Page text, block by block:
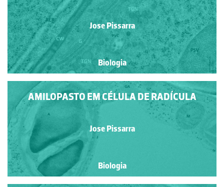
Jose Pissarra
Biologia
AMILOPASTO EM CÉLULA DE RADÍCULA
Jose Pissarra
Biologia